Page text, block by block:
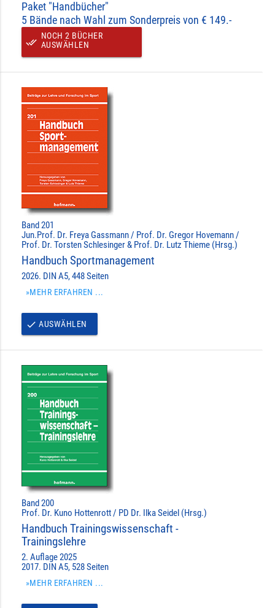
Paket "Handbücher"
5 Bände nach Wahl zum Sonderpreis von € 149.-
done_all
NOCH 2 BÜCHER
AUSWÄHLEN
Band 201
Jun.Prof. Dr. Freya Gassmann / Prof. Dr. Gregor Hovemann /
Prof. Dr. Torsten Schlesinger & Prof. Dr. Lutz Thieme (Hrsg.)
Handbuch Sportmanagement
2026. DIN A5, 448 Seiten
»MEHR ERFAHREN ...
done AUSWÄHLEN
Band 200
Prof. Dr. Kuno Hottenrott / PD Dr. Ilka Seidel (Hrsg.)
Handbuch Trainingswissenschaft -
Trainingslehre
2. Auflage 2025
2017. DIN A5, 528 Seiten
»MEHR ERFAHREN ...